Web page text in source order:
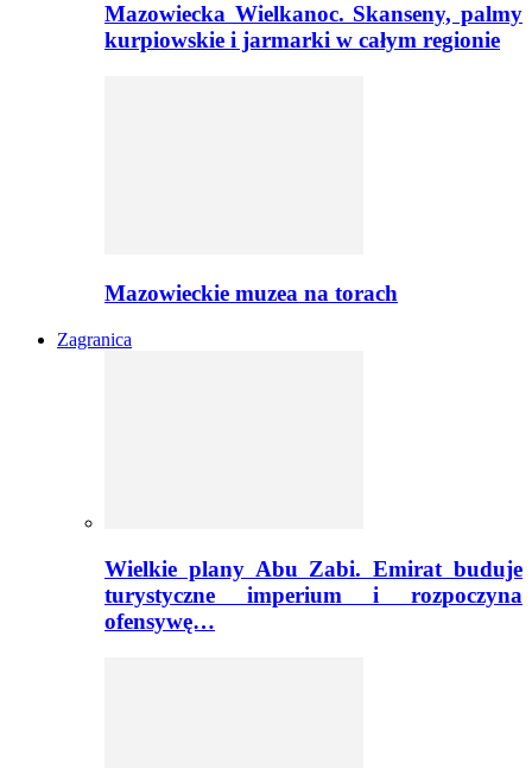
Mazowiecka Wielkanoc. Skanseny, palmy
kurpiowskie i jarmarki w całym regionie
Mazowieckie muzea na torach
Zagranica
Wielkie plany Abu Zabi. Emirat buduje
turystyczne imperium i rozpoczyna
ofensywę…